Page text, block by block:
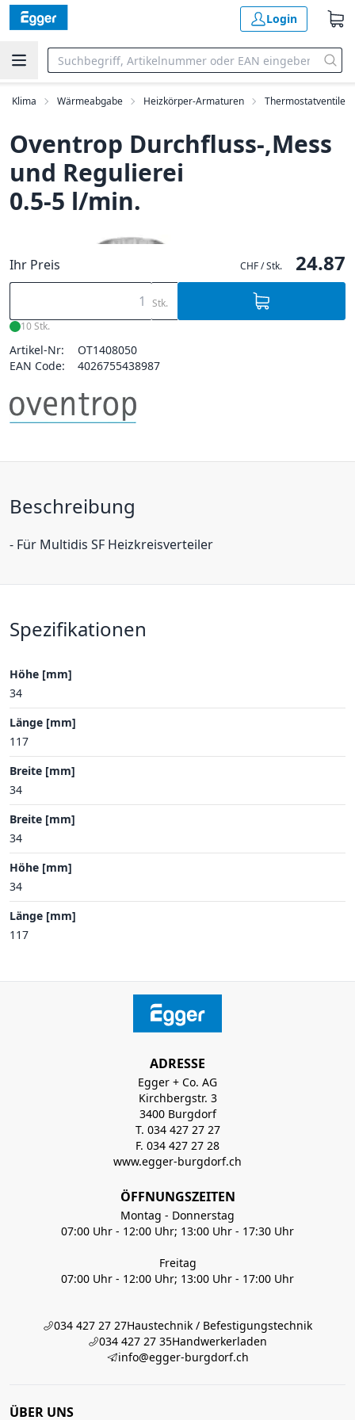
Login
Klima Wärmeabgabe Heizkörper-Armaturen Thermostatventile
Oventrop Durchfluss-,Mess
und Regulierei
0.5-5 l/min.
Ihr Preis CHF / Stk. 24.87
Stk.
10 Stk.
Artikel-Nr:
OT1408050
EAN Code:
4026755438987
Beschreibung
- Für Multidis SF Heizkreisverteiler
Spezifikationen
Höhe [mm]
34
Länge [mm]
117
Breite [mm]
34
Breite [mm]
34
Höhe [mm]
34
Länge [mm]
117
ADRESSE
Egger + Co. AG
Kirchbergstr. 3
3400 Burgdorf
T. 034 427 27 27
F. 034 427 27 28
www.egger-burgdorf.ch
ÖFFNUNGSZEITEN
Montag - Donnerstag
07:00 Uhr - 12:00 Uhr; 13:00 Uhr - 17:30 Uhr
Freitag
07:00 Uhr - 12:00 Uhr; 13:00 Uhr - 17:00 Uhr
034 427 27 27Haustechnik / Befestigungstechnik
034 427 27 35Handwerkerladen
info@egger-burgdorf.ch
ÜBER UNS